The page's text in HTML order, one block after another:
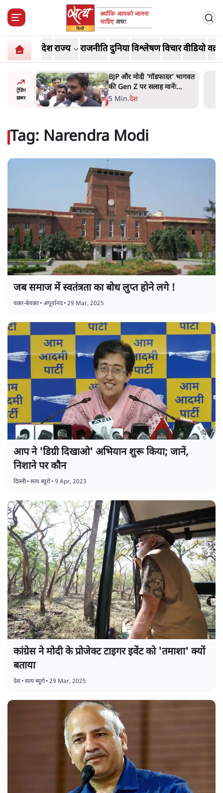
देशराज्य राजनीतिदुनियाविश्लेषणविचारवीडियो
ट्रेंडिंग
ख़बर
भागवत
मार्क ज़करबर्ग का माफीनामाः ये
बहुत अंदर की बात है
9 Min.विश्लेषण
Tag: Narendra Modi
जब समाज में स्वतंत्रता का बोध लुप्त होने लगे !
वक़्त-बेवक़्त•अपूर्वानंद•29 Mar, 2025
आप ने 'डिग्री दिखाओ' अभियान शुरू किया; जानें,
निशाने पर कौन
दिल्ली•सत्य ब्यूरो•9 Apr, 2023
कांग्रेस ने मोदी के प्रोजेक्ट टाइगर इवेंट को 'तमाशा' क्यों
बताया
देश•सत्य ब्यूरो•29 Mar, 2025